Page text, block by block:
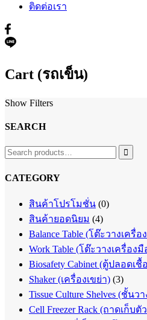
ติดต่อเรา
Cart (รถเข็น)
Show Filters
SEARCH

CATEGORY
สินค้าโปรโมชั่น (0)
สินค้ายอดนิยม (4)
Balance Table (โต๊ะวางเครื่อ
Work Table (โต๊ะวางเครื่องมื
Biosafety Cabinet (ตู้ปลอดเชื้
Shaker (เครื่องเขย่า) (3)
Tissue Culture Shelves (ชั้นว
Cell Freezer Rack (ถาดเก็บตั